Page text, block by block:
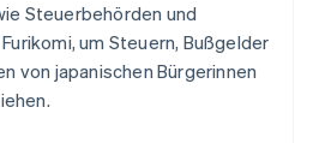
Steuerbehörden und
um Steuern, Bußgelder
von japanischen Bürgerinnen